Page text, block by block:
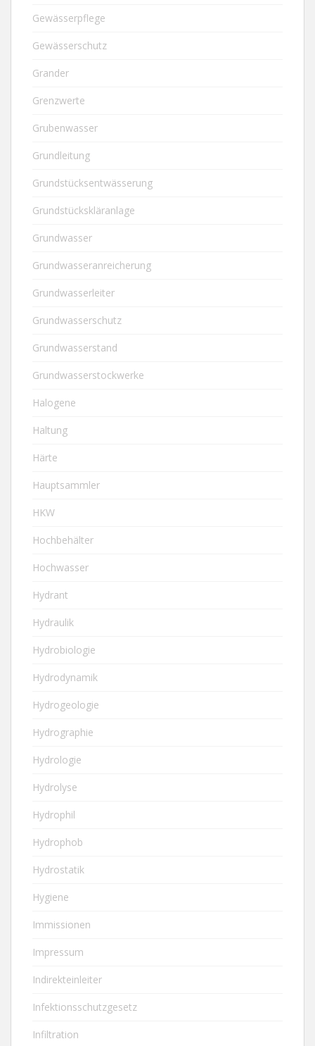
Gewässerpflege
Gewässerschutz
Grander
Grenzwerte
Grubenwasser
Grundleitung
Grundstücksentwässerung
Grundstückskläranlage
Grundwasser
Grundwasseranreicherung
Grundwasserleiter
Grundwasserschutz
Grundwasserstand
Grundwasserstockwerke
Halogene
Haltung
Härte
Hauptsammler
HKW
Hochbehälter
Hochwasser
Hydrant
Hydraulik
Hydrobiologie
Hydrodynamik
Hydrogeologie
Hydrographie
Hydrologie
Hydrolyse
Hydrophil
Hydrophob
Hydrostatik
Hygiene
Immissionen
Impressum
Indirekteinleiter
Infektionsschutzgesetz
Infiltration